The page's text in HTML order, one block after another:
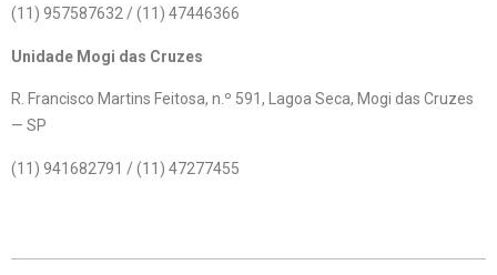
(11) 957587632 / (11) 47446366
Unidade Mogi das Cruzes
R. Francisco Martins Feitosa, n.º 591, Lagoa Seca, Mogi das Cruzes
— SP
(11) 941682791 / (11) 47277455